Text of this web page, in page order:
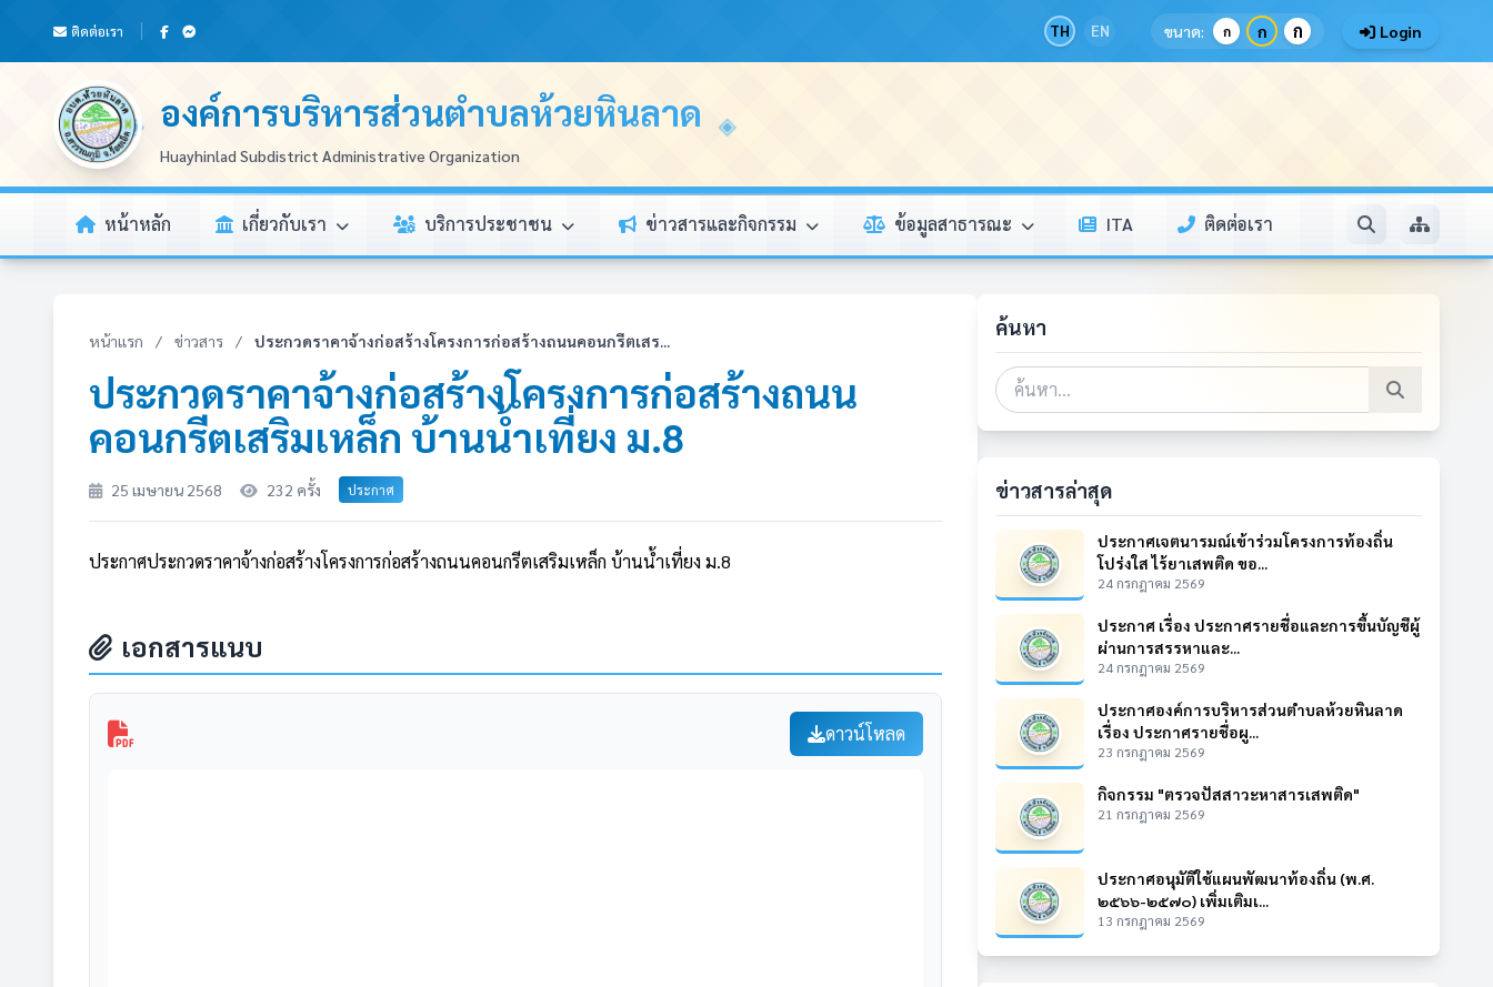
ติดต่อเรา TH EN ขนาด: ก ก ก Login
องค์การบริหารส่วนตำบลห้วยหินลาด
Huayhinlad Subdistrict Administrative Organization
หน้าหลัก เกี่ยวกับเรา บริการประชาชน ข่าวสารและกิจกรรม ข้อมูลสาธารณะ ITA ติดต่อเรา
หน้าแรก / ข่าวสาร / ประกวดราคาจ้างก่อสร้างโครงการก่อสร้างถนนคอนกรีตเสร...
ประกวดราคาจ้างก่อสร้างโครงการก่อสร้างถนน
คอนกรีตเสริมเหล็ก บ้านน้ำเที่ยง ม.8
25 เมษายน 2568 232 ครั้ง ประกาศ
ประกาศประกวดราคาจ้างก่อสร้างโครงการก่อสร้างถนนคอนกรีตเสริมเหล็ก บ้านน้ำเที่ยง ม.8
เอกสารแนบ
ดาวน์โหลด
ค้นหา
ข่าวสารล่าสุด
ประกาศเจตนารมณ์เข้าร่วมโครงการท้องถิ่น
โปร่งใส ไร้ยาเสพติด ขอ...
24 กรกฎาคม 2569
ประกาศ เรื่อง ประกาศรายชื่อและการขึ้นบัญชีผู้
ผ่านการสรรหาและ...
24 กรกฎาคม 2569
ประกาศองค์การบริหารส่วนตำบลห้วยหินลาด
เรื่อง ประกาศรายชื่อผู...
23 กรกฎาคม 2569
กิจกรรม "ตรวจปัสสาวะหาสารเสพติด"
21 กรกฎาคม 2569
ประกาศอนุมัติใช้แผนพัฒนาท้องถิ่น (พ.ศ.
๒๕๖๖-๒๕๗๐) เพิ่มเติมเ...
13 กรกฎาคม 2569